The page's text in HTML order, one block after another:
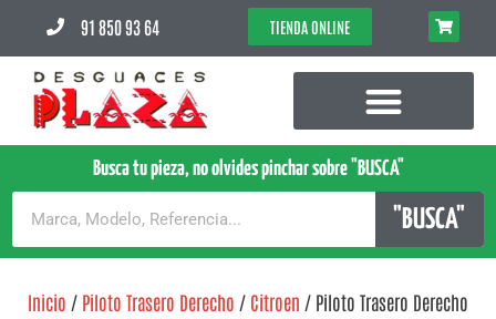
91 850 93 64 TIENDA ONLINE
Busca tu pieza, no olvides pinchar sobre "BUSCA"
"BUSCA"
Inicio / Piloto Trasero Derecho / Citroen / Piloto Trasero Derecho